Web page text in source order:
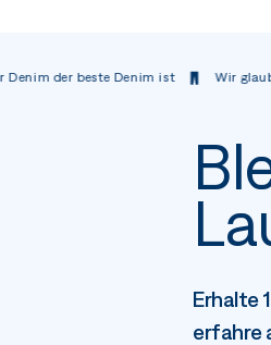
der beste Denim ist Wir glauben,
Erhalte
erfahre